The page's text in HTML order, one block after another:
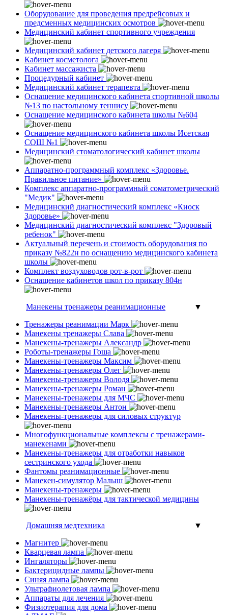
Оборудование для проведения предрейсовых и
предсменных медицинских осмотров
Медицинский кабинет спортивного учреждения
Медицинский кабинет детского лагеря
Кабинет косметолога
Кабинет массажиста
Процедурный кабинет
Медицинский кабинет терапевта
Оснащение медицинского кабинета спортивной школы
№13 по настольному теннису
Оснащение медицинского кабинета школы №604
Оснащение медицинского кабинета школы Исетская
СОШ №1
Медицинский стоматологический кабинет школы
Аппаратно-программный комплекс «Здоровье.
Правильное питание»
Комплекс аппаратно-программный соматометрический
"Медик"
Медицинский диагностический комплекс «Киоск
Здоровье»
Медицинский диагностический комплекс "Здоровый
ребенок"
Актуальный перечень и стоимость оборудования по
приказу №822н по оснащению медицинского кабинета
школы
Комплект воздуховодов рот-в-рот
Оснащение кабинетов школ по приказу 804н
Манекены тренажеры реанимационные
▼
Тренажеры реанимации Марк
Манекены тренажеры Слава
Манекены-тренажеры Александр
Роботы-тренажеры Гоша
Манекены-тренажеры Максим
Манекены-тренажеры Олег
Манекены-тренажеры Володя
Манекены-тренажеры Роман
Манекены-тренажеры для МЧС
Манекены-тренажеры Антон
Манекены-тренажеры для силовых структур
Многофункциональные комплексы с тренажерами-
манекенами
Манекены-тренажеры для отработки навыков
сестринского ухода
Фантомы реанимационные
Манекен-симулятор Малыш
Манекены-тренажеры
Манекены-тренажёры для тактической медицины
Домашняя медтехника
▼
Магнитер
Кварцевая лампа
Ингаляторы
Бактерицидные лампы
Синяя лампа
Ультрафиолетовая лампа
Аппараты для лечения
Физиотерапия для дома